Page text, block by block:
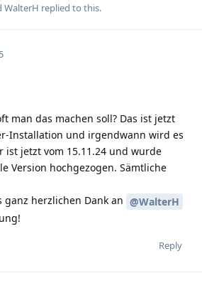
WalterH replied to this.
man das machen soll? Das ist jetzt
Installation und irgendwann wird es
ist jetzt vom 15.11.24 und wurde
Version hochgezogen. Sämtliche
herzlichen Dank an @WalterH
Reply